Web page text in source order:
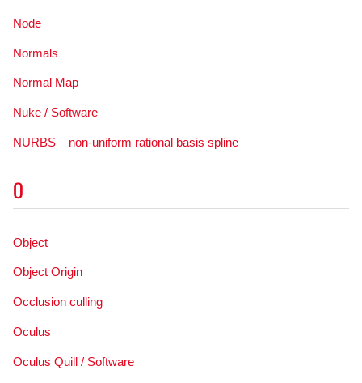
Node
Normals
Normal Map
Nuke / Software
NURBS – non-uniform rational basis spline
O
Object
Object Origin
Occlusion culling
Oculus
Oculus Quill / Software